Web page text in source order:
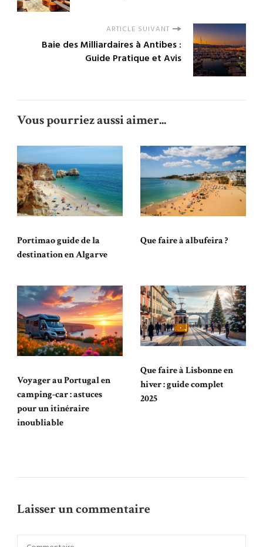
ARTICLE SUIVANT
Baie des Milliardaires à Antibes :
Guide Pratique et Avis
Vous pourriez aussi aimer...
Portimao guide de la
destination en Algarve
Que faire à albufeira ?
Voyager au Portugal en
camping-car : astuces
pour un itinéraire
inoubliable
Que faire à Lisbonne en
hiver : guide complet
2025
Laisser un commentaire